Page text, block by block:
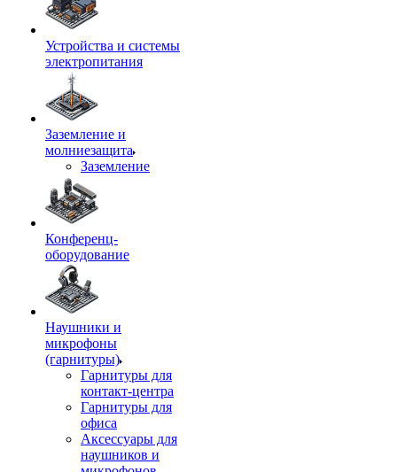
Устройства и системы
электропитания
Заземление и
молниезащита
Заземление
Конференц-
оборудование
Наушники и
микрофоны
(гарнитуры)
Гарнитуры для
контакт-центра
Гарнитуры для
офиса
Аксессуары для
наушников и